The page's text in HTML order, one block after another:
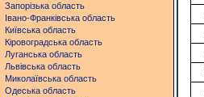
Запорізька область
Івано-Франківська область
Київська область
Кіровоградська область
Луганська область
Львівська область
Миколаївська область
Одеська область